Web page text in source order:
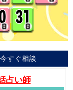
すぐ相談
占い師